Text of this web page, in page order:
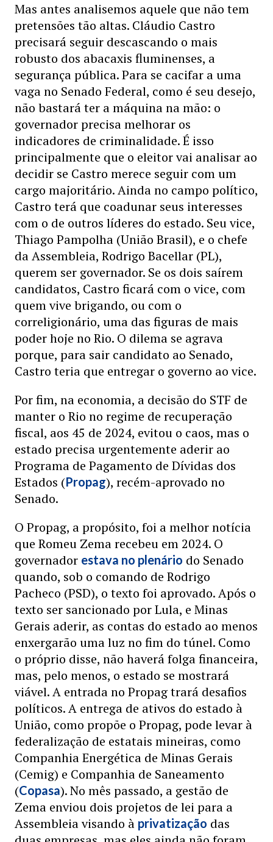
Mas antes analisemos aquele que não tem
pretensões tão altas. Cláudio Castro
precisará seguir descascando o mais
robusto dos abacaxis fluminenses, a
segurança pública. Para se cacifar a uma
vaga no Senado Federal, como é seu desejo,
não bastará ter a máquina na mão: o
governador precisa melhorar os
indicadores de criminalidade. É isso
principalmente que o eleitor vai analisar ao
decidir se Castro merece seguir com um
cargo majoritário. Ainda no campo político,
Castro terá que coadunar seus interesses
com o de outros líderes do estado. Seu vice,
Thiago Pampolha (União Brasil), e o chefe
da Assembleia, Rodrigo Bacellar (PL),
querem ser governador. Se os dois saírem
candidatos, Castro ficará com o vice, com
quem vive brigando, ou com o
correligionário, uma das figuras de mais
poder hoje no Rio. O dilema se agrava
porque, para sair candidato ao Senado,
Castro teria que entregar o governo ao vice.
Por fim, na economia, a decisão do STF de
manter o Rio no regime de recuperação
fiscal, aos 45 de 2024, evitou o caos, mas o
estado precisa urgentemente aderir ao
Programa de Pagamento de Dívidas dos
Estados (Propag), recém-aprovado no
Senado.
O Propag, a propósito, foi a melhor notícia
que Romeu Zema recebeu em 2024. O
governador estava no plenário do Senado
quando, sob o comando de Rodrigo
Pacheco (PSD), o texto foi aprovado. Após o
texto ser sancionado por Lula, e Minas
Gerais aderir, as contas do estado ao menos
enxergarão uma luz no fim do túnel. Como
o próprio disse, não haverá folga financeira,
mas, pelo menos, o estado se mostrará
viável. A entrada no Propag trará desafios
políticos. A entrega de ativos do estado à
União, como propõe o Propag, pode levar à
federalização de estatais mineiras, como
Companhia Energética de Minas Gerais
(Cemig) e Companhia de Saneamento
(Copasa). No mês passado, a gestão de
Zema enviou dois projetos de lei para a
Assembleia visando à privatização das